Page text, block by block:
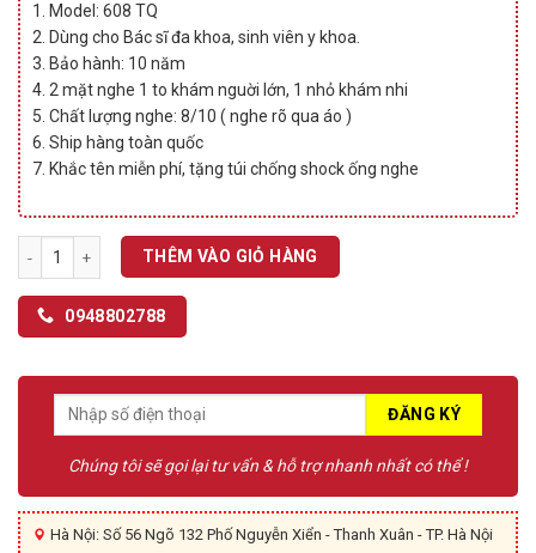
1. Model: 608 TQ
2. Dùng cho Bác sĩ đa khoa, sinh viên y khoa.
3. Bảo hành: 10 năm
4. 2 mặt nghe 1 to khám nguời lớn, 1 nhỏ khám nhi
5. Chất lượng nghe: 8/10 ( nghe rõ qua áo )
6. Ship hàng toàn quốc
7. Khắc tên miễn phí, tặng túi chống shock ống nghe
Ống nghe ADC 608 TQ số lượng
THÊM VÀO GIỎ HÀNG
0948802788
Chúng tôi sẽ gọi lại tư vấn & hỗ trợ nhanh nhất có thể !
Hà Nội: Số 56 Ngõ 132 Phố Nguyễn Xiển - Thanh Xuân - TP. Hà Nội